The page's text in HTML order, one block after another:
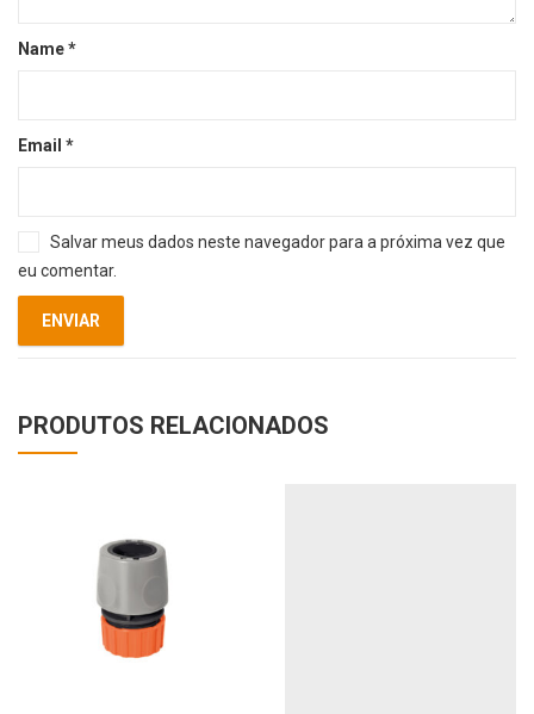
Name*
Email *
Salvar meus dados neste navegador para a próxima vez que
eu comentar.
PRODUTOS RELACIONADOS